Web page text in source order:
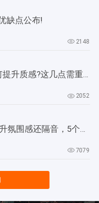
缺点公布!
2148
装修之家装修如何提升质感?这几点需重视起来
2052
7079